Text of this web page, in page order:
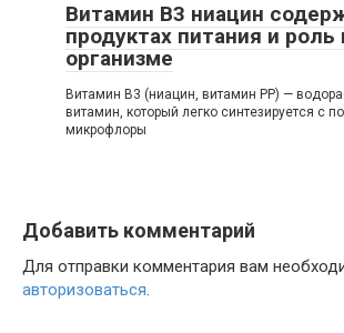
Витамин В3 ниацин
продуктах питания и роль
организме
Витамин В3 (ниацин, витамин РР) —
витамин, который легко синтезируется с
микрофлоры
Добавить комментарий
Для отправки комментария вам
авторизоваться.